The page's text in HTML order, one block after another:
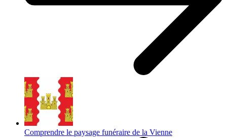
Comprendre le paysage funéraire de la Vienne